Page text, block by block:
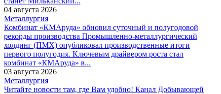
04 августа 2026
Металлургия
Комбинат «КМАруда» обновил суточный и полугодовой
рекорды производства Промышленно-металлургический
холдинг (ПМХ) опубликовал производственные итоги
первого полугодия. Ключевым драйвером роста стал
комбинат «КМАруда» в...
03 августа 2026
Металлургия
Читайте новости там, где Вам удобно! Канал Добывающей